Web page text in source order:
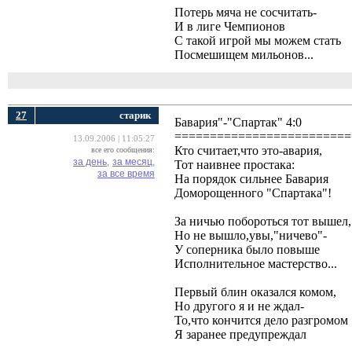
Потерь мяча не сосчитать-
И в лиге Чемпионов
С такой игрой мы можем стать
Посмешищем мильонов...
27 старик
13.09.2006 | 11:05:27
все его сообщения:
за день, за месяц,
за все время
Бавария"-"Спартак" 4:0
Кто считает,что это-авария,
Тот наивнее простака:
На порядок сильнее Бавария
Доморощенного "Спартака"!
За ничью побороться тот вышел,
Но не вышло,увы,"ничево"-
У соперника было повыше
Исполнительное мастерство...
Первый блин оказался комом,
Но другого я и не ждал-
То,что кончится дело разгромом
Я заранее предупреждал